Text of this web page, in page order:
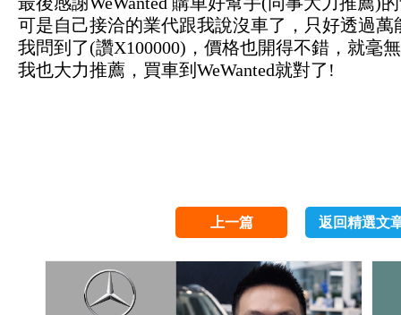
可是自己接洽的業代跟我說沒車了，只好透過萬
我問到了(讚X100000)，價格也開得不錯，就毫
我也大力推薦，買車到WeWanted就對了!
上一篇 返回精選文